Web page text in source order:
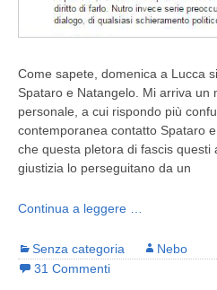
Come sapete, domenica a Lucca
Spataro e Natangelo. Mi arriva un
personale, a cui rispondo più
contemporanea contatto Spataro
che questa pletora di fascis questi
giustizia lo perseguitano da un
Continua a leggere …
Senza categoria
Nebo
31 Commenti